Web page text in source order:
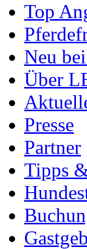
Top
Neu
Über
Presse
Partner
Tipps